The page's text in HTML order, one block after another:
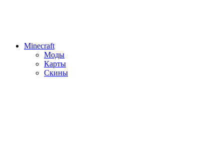
Minecraft
Моды
Карты
Скины